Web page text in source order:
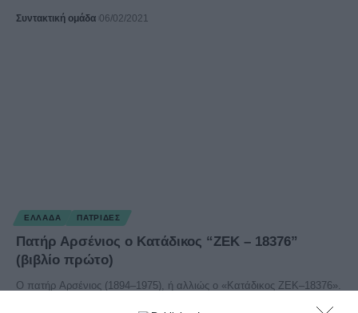
Συντακτική ομάδα 06/02/2021
ΕΛΛΆΔΑ ΠΑΤΡΊΔΕΣ
Πατήρ Αρσένιος ο Κατάδικος “ΖΕΚ – 18376”
(βιβλίο πρώτο)
Ο πατήρ Αρσένιος (1894–1975), ή αλλιώς ο «Κατάδικος ΖΕΚ–18376».